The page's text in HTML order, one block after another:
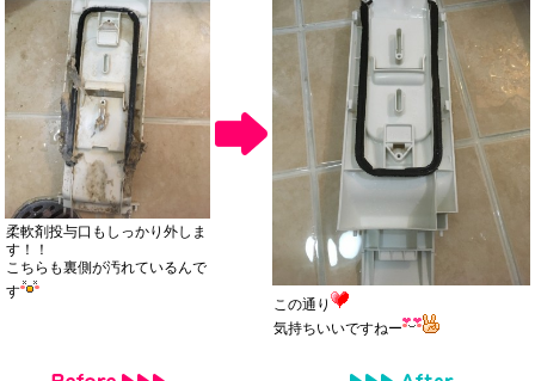
柔軟剤投与口もしっかり外しま
す！！
こちらも裏側が汚れているんで
す
この通り
気持ちいいですねー